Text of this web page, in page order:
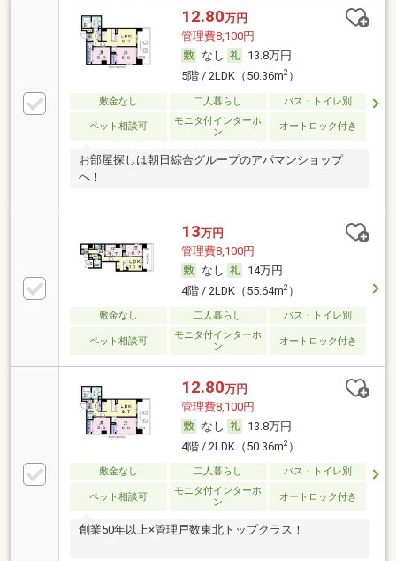
12.80万円
管理費8,100円
なし
13.8万円
5階 / 2LDK（50.36m2）
敷金なし 二人暮らし バス・トイレ別
ペット相談可
モニタ付インターホ
ン
オートロック付き
お部屋探しは朝日綜合グループのアパマンショップ
へ！
13万円
管理費8,100円
なし
14万円
4階 / 2LDK（55.64m2）
敷金なし 二人暮らし バス・トイレ別
ペット相談可
モニタ付インターホ
ン
オートロック付き
12.80万円
管理費8,100円
なし
13.8万円
4階 / 2LDK（50.36m2）
敷金なし 二人暮らし バス・トイレ別
ペット相談可
モニタ付インターホ
ン
オートロック付き
創業50年以上×管理戸数東北トップクラス！